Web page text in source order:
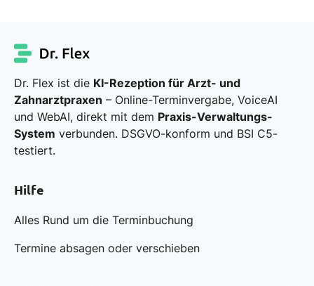
Dr. Flex ist die KI-Rezeption für Arzt- und
Zahnarztpraxen – Online-Terminvergabe, VoiceAI
und WebAI, direkt mit dem Praxis-Verwaltungs-
System verbunden. DSGVO-konform und BSI C5-
testiert.
Hilfe
Alles Rund um die Terminbuchung
Termine absagen oder verschieben